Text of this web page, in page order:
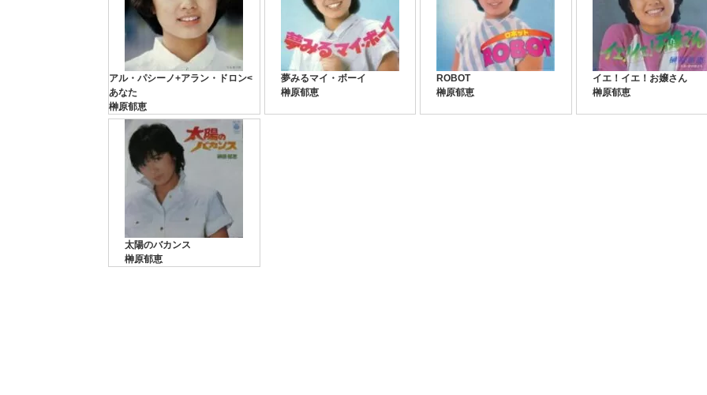
アル・パシーノ+アラン・ドロン<
あなた
榊原郁恵
夢みるマイ・ボーイ
榊原郁恵
ROBOT
榊原郁恵
イエ！イエ！お嬢さん
榊原郁恵
太陽のバカンス
榊原郁恵